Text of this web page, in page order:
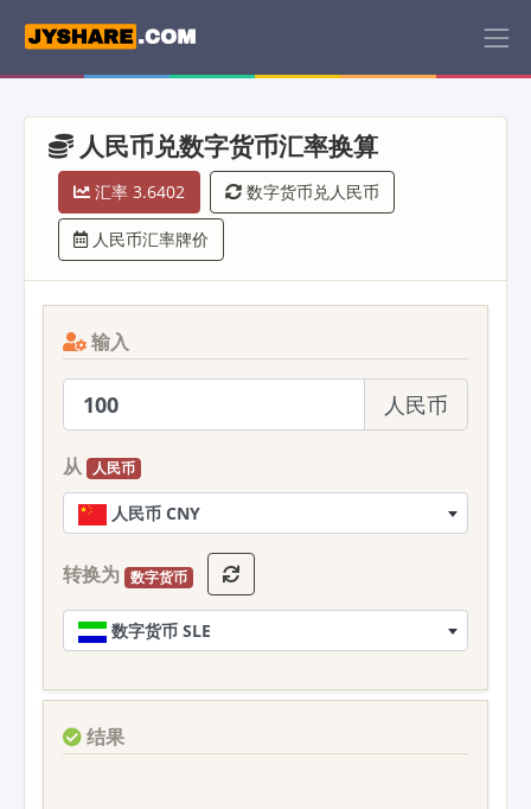
人民币兑数字货币汇率换算
汇率 3.6402 数字货币兑人民币
人民币汇率牌价
输入
人民币
从 人民币
人民币 CNY
转换为 数字货币
数字货币 SLE
结果